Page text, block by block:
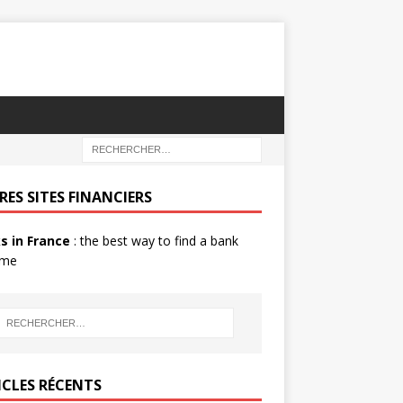
SITES FINANCIERS
in France : the best way to find a bank
RÉCENTS